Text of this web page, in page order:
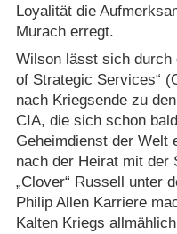
Loyalität die
Murach erregt.
Wilson lässt sich durch
of Strategic Services“
nach Kriegsende zu
CIA, die sich schon
Geheimdienst der Welt
nach der Heirat mit der
„Clover“ Russell unter
Philip Allen Karriere
Kalten Kriegs